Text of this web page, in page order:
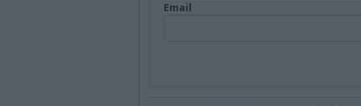
Email